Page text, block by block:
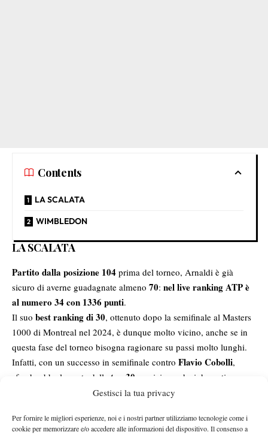
Gestisci la tua privacy
Per fornire le migliori esperienze, noi e i nostri partner utilizziamo tecnologie come i
cookie per memorizzare e/o accedere alle informazioni del dispositivo. Il consenso a
Contents
LA SCALATA
WIMBLEDON
LA SCALATA
Partito dalla posizione 104 prima del torneo, Arnaldi è già
sicuro di averne guadagnate almeno 70: nel live ranking ATP è
al numero 34 con 1336 punti.
Il suo best ranking di 30, ottenuto dopo la semifinale al Masters
1000 di Montreal nel 2024, è dunque molto vicino, anche se in
questa fase del torneo bisogna ragionare su passi molto lunghi.
Infatti, con un successo in semifinale contro Flavio Cobolli,
sfonderebbe la porta della top 30 , posizionandosi davanti a
alventiquattresimo posto
con il ranking più basso a raggiungere la finale Slamin un